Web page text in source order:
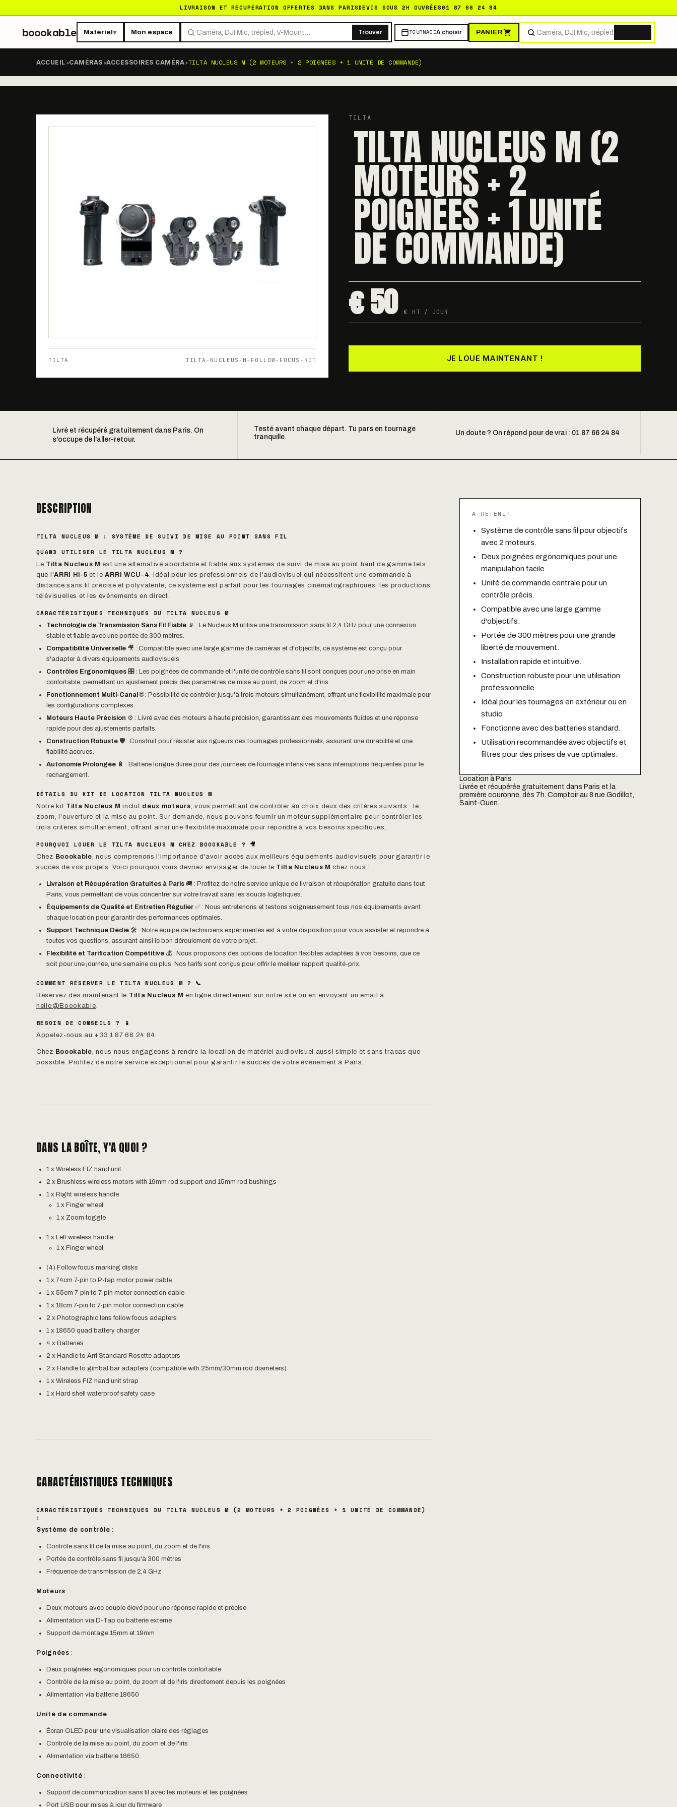
LIVRAISON ET RÉCUPÉRATION OFFERTES DANS PARISDEVIS SOUS 2H OUVRÉES01 87 66 24 84
boookable Matériel▾ Mon espace Trouver TOURNAGEÀ choisir PANIER
ACCUEIL ›CAMÉRAS ›ACCESSOIRES CAMÉRA›TILTA NUCLEUS M (2 MOTEURS + 2 POIGNÉES + 1 UNITÉ DE COMMANDE)
TILTA TILTA-NUCLEUS-M-FOLLOW-FOCUS-KIT
TILTA
TILTA NUCLEUS M (2
MOTEURS + 2
POIGNÉES + 1 UNITÉ
DE COMMANDE)
€ 50 € HT / JOUR
JE LOUE MAINTENANT !
Livré et récupéré gratuitement dans Paris. On
s'occupe de l'aller-retour.
Testé avant chaque départ. Tu pars en tournage
tranquille.
Un doute ? On répond pour de vrai : 01 87 66 24 84
DESCRIPTION
TILTA NUCLEUS M : SYSTÈME DE SUIVI DE MISE AU POINT SANS FIL
QUAND UTILISER LE TILTA NUCLEUS M ?
Le Tilta Nucleus M est une alternative abordable et fiable aux systèmes de suivi de mise au point haut de gamme tels
que l'ARRI Hi-5 et leARRI WCU-4. Idéal pour les professionnels de l'audiovisuel qui nécessitent une commande à
distance sans fil précise et polyvalente, ce système est parfait pour les tournages cinématographiques, les productions
télévisuelles et les événements en direct.
CARACTÉRISTIQUES TECHNIQUES DU TILTA NUCLEUS M
Technologie de Transmission Sans Fil Fiable 📡 : Le Nucleus M utilise une transmission sans fil 2,4 GHz pour une connexion
stable et fiable avec une portée de 300 mètres.
Compatibilité Universelle 🎥 : Compatible avec une large gamme de caméras et d'objectifs, ce système est conçu pour
s'adapter à divers équipements audiovisuels.
Contrôles Ergonomiques 🎛️ : Les poignées de commande et l'unité de contrôle sans fil sont conçues pour une prise en main
confortable, permettant un ajustement précis des paramètres de mise au point, de zoom et d'iris.
Fonctionnement Multi-Canal 🌐 : Possibilité de contrôler jusqu'à trois moteurs simultanément, offrant une flexibilité maximale pour
les configurations complexes.
Moteurs Haute Précision ⚙️ : Livré avec des moteurs à haute précision, garantissant des mouvements fluides et une réponse
rapide pour des ajustements parfaits.
Construction Robuste 🛡️ : Construit pour résister aux rigueurs des tournages professionnels, assurant une durabilité et une
fiabilité accrues.
Autonomie Prolongée 🔋 : Batterie longue durée pour des journées de tournage intensives sans interruptions fréquentes pour le
rechargement.
DÉTAILS DU KIT DE LOCATION TILTA NUCLEUS M
Notre kit Tilta Nucleus M inclut deux moteurs, vous permettant de contrôler au choix deux des critères suivants : le
zoom, l'ouverture et la mise au point. Sur demande, nous pouvons fournir un moteur supplémentaire pour contrôler les
trois critères simultanément, offrant ainsi une flexibilité maximale pour répondre à vos besoins spécifiques.
POURQUOI LOUER LE TILTA NUCLEUS M CHEZ BOOOKABLE ? 🎥
Chez Boookable, nous comprenons l'importance d'avoir accès aux meilleurs équipements audiovisuels pour garantir le
succès de vos projets. Voici pourquoi vous devriez envisager de louer le Tilta Nucleus M chez nous :
Livraison et Récupération Gratuites à Paris 🚚 : Profitez de notre service unique de livraison et récupération gratuite dans tout
Paris, vous permettant de vous concentrer sur votre travail sans les soucis logistiques.
Équipements de Qualité et Entretien Régulier ✅ : Nous entretenons et testons soigneusement tous nos équipements avant
chaque location pour garantir des performances optimales.
Support Technique Dédié 🛠️ : Notre équipe de techniciens expérimentés est à votre disposition pour vous assister et répondre à
toutes vos questions, assurant ainsi le bon déroulement de votre projet.
Flexibilité et Tarification Compétitive 💰 : Nous proposons des options de location flexibles adaptées à vos besoins, que ce
soit pour une journée, une semaine ou plus. Nos tarifs sont conçus pour offrir le meilleur rapport qualité-prix.
COMMENT RÉSERVER LE TILTA NUCLEUS M ? 📞
Réservez dès maintenant le Tilta Nucleus M en ligne directement sur notre site ou en envoyant un email à
hello@Boookable.
BESOIN DE CONSEILS ? 📱
Appelez-nous au +33 1 87 66 24 84.
Chez Boookable, nous nous engageons à rendre la location de matériel audiovisuel aussi simple et sans tracas que
possible. Profitez de notre service exceptionnel pour garantir le succès de votre événement à Paris.
DANS LA BOÎTE, Y'A QUOI ?
1 x Wireless FIZ hand unit
2 x Brushless wireless motors with 19mm rod support and 15mm rod bushings
1 x Right wireless handle
1 x Finger wheel
1 x Zoom toggle
1 x Left wireless handle
1 x Finger wheel
(4) Follow focus marking disks
1 x 74cm 7-pin to P-tap motor power cable
1 x 55cm 7-pin to 7-pin motor connection cable
1 x 18cm 7-pin to 7-pin motor connection cable
2 x Photographic lens follow focus adapters
1 x 18650 quad battery charger
4 x Batteries
2 x Handle to Arri Standard Rosette adapters
2 x Handle to gimbal bar adapters (compatible with 25mm/30mm rod diameters)
1 x Wireless FIZ hand unit strap
1 x Hard shell waterproof safety case
CARACTÉRISTIQUES TECHNIQUES
CARACTÉRISTIQUES TECHNIQUES DU TILTA NUCLEUS M (2 MOTEURS + 2 POIGNÉES + 1 UNITÉ DE COMMANDE)
:
Système de contrôle :
Contrôle sans fil de la mise au point, du zoom et de l'iris
Portée de contrôle sans fil jusqu'à 300 mètres
Fréquence de transmission de 2,4 GHz
Moteurs :
Deux moteurs avec couple élevé pour une réponse rapide et précise
Alimentation via D-Tap ou batterie externe
Support de montage 15mm et 19mm
Poignées :
Deux poignées ergonomiques pour un contrôle confortable
Contrôle de la mise au point, du zoom et de l'iris directement depuis les poignées
Alimentation via batterie 18650
Unité de commande :
Écran OLED pour une visualisation claire des réglages
Contrôle de la mise au point, du zoom et de l'iris
Alimentation via batterie 18650
Connectivité :
Support de communication sans fil avec les moteurs et les poignées
Port USB pour mises à jour du firmware
À RETENIR
Système de contrôle sans fil pour objectifs
avec 2 moteurs.
Deux poignées ergonomiques pour une
manipulation facile.
Unité de commande centrale pour un
contrôle précis.
Compatible avec une large gamme
d'objectifs.
Portée de 300 mètres pour une grande
liberté de mouvement.
Installation rapide et intuitive.
Construction robuste pour une utilisation
professionnelle.
Idéal pour les tournages en extérieur ou en
studio.
Fonctionne avec des batteries standard.
Utilisation recommandée avec objectifs et
filtres pour des prises de vue optimales.
Location à Paris
Livrée et récupérée gratuitement dans Paris et la
première couronne, dès 7h. Comptoir au 8 rue Godillot,
Saint-Ouen.